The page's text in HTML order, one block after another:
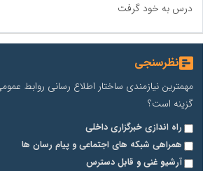
درس به خود گرفت
نظرسنجی
مهمترین نیازمندی ساختار اطلاع رسانی روابط
گزینه است؟
راه اندازی خبرگزاری داخلی
همراهی شبکه های اجتماعی و پیام رسان ها
آرشیو غنی و قابل دسترس